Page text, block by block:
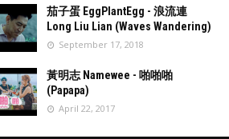
茄子蛋 EggPlantEgg - 浪流連
Long Liu Lian (Waves Wandering)
September 17, 2018
黃明志 Namewee - 啪啪啪
(Papapa)
April 22, 2017